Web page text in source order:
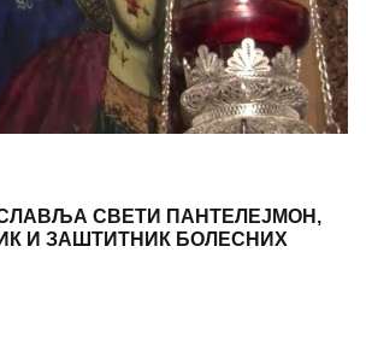
СВЕТИ ПАНТЕЛЕЈМОН,
И ЗАШТИТНИК БОЛЕСНИХ